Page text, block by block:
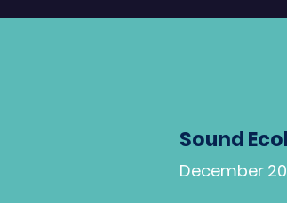
Sound
December